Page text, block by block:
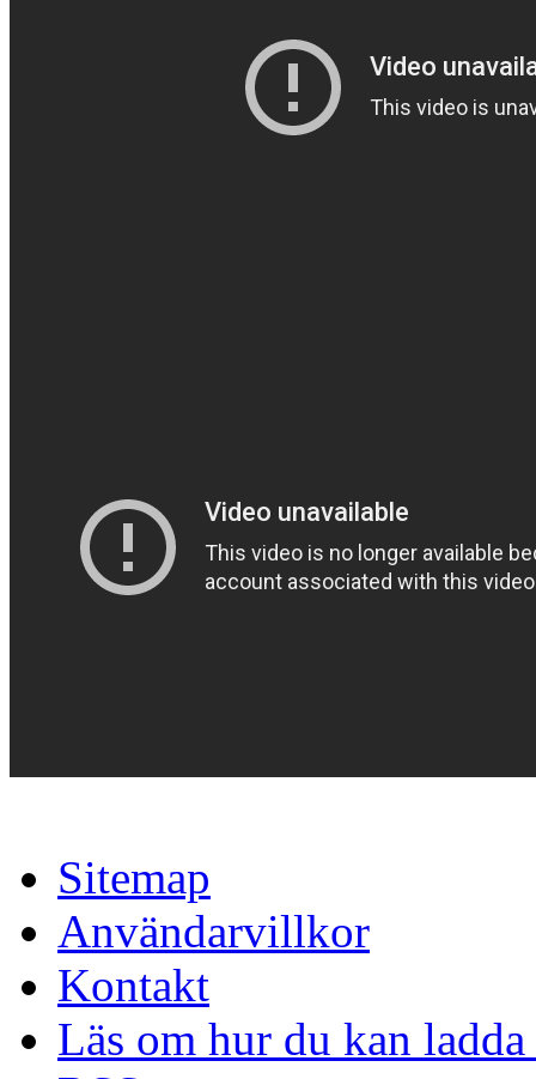
Sitemap
Användarvillkor
Kontakt
Läs om hur du kan